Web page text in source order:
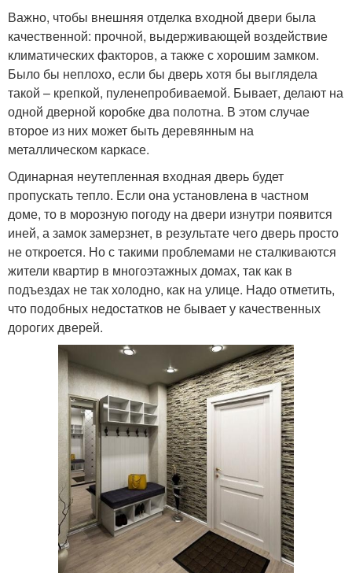
Важно, чтобы внешняя отделка входной двери была
качественной: прочной, выдерживающей воздействие
климатических факторов, а также с хорошим замком.
Было бы неплохо, если бы дверь хотя бы выглядела
такой – крепкой, пуленепробиваемой. Бывает, делают на
одной дверной коробке два полотна. В этом случае
второе из них может быть деревянным на
металлическом каркасе.
Одинарная неутепленная входная дверь будет
пропускать тепло. Если она установлена в частном
доме, то в морозную погоду на двери изнутри появится
иней, а замок замерзнет, в результате чего дверь просто
не откроется. Но с такими проблемами не сталкиваются
жители квартир в многоэтажных домах, так как в
подъездах не так холодно, как на улице. Надо отметить,
что подобных недостатков не бывает у качественных
дорогих дверей.